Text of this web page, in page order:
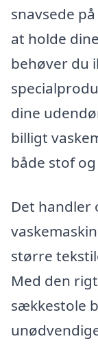
snavsede
at holde
behøver du
dine
billigt
både stof
Det handler
større
Med den
sækkestole